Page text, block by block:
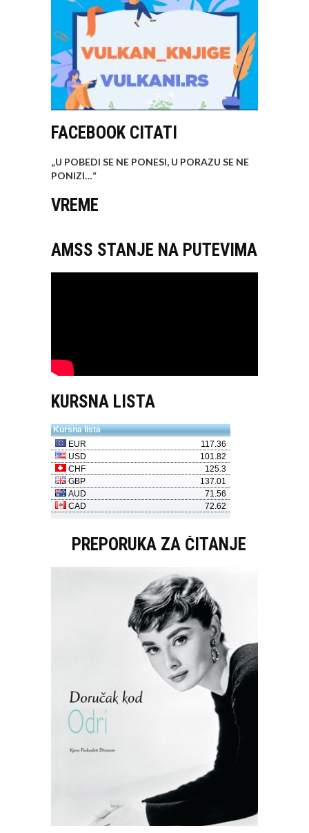
FACEBOOK CITATI
„U POBEDI SE NE PONESI, U PORAZU SE NE
PONIZI…“
VREME
AMSS STANJE NA PUTEVIMA
KURSNA LISTA
PREPORUKA ZA ČITANJE